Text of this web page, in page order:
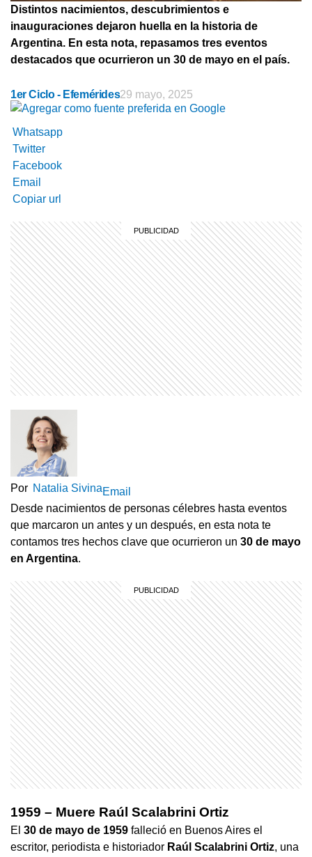
Distintos nacimientos, descubrimientos e
inauguraciones dejaron huella en la historia de
Argentina. En esta nota, repasamos tres eventos
destacados que ocurrieron un 30 de mayo en el país.
1er Ciclo - Efemérides29 mayo, 2025
Whatsapp
Twitter
Facebook
Email
Copiar url
Por Natalia SivinaEmail
Desde nacimientos de personas célebres hasta eventos
que marcaron un antes y un después, en esta nota te
contamos tres hechos clave que ocurrieron un 30 de mayo
en Argentina.
1959 – Muere Raúl Scalabrini Ortiz
El 30 de mayo de 1959 falleció en Buenos Aires el
escritor, periodista e historiador Raúl Scalabrini Ortiz, una